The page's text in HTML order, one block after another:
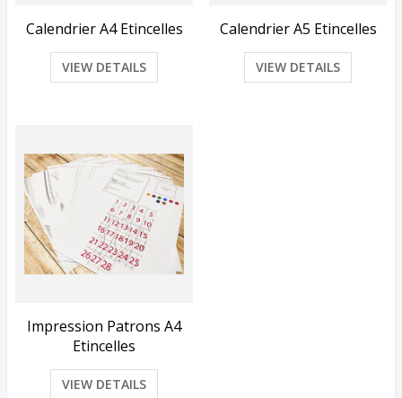
Calendrier A4 Etincelles
VIEW DETAILS
Calendrier A5 Etincelles
VIEW DETAILS
Impression Patrons A4
Etincelles
VIEW DETAILS